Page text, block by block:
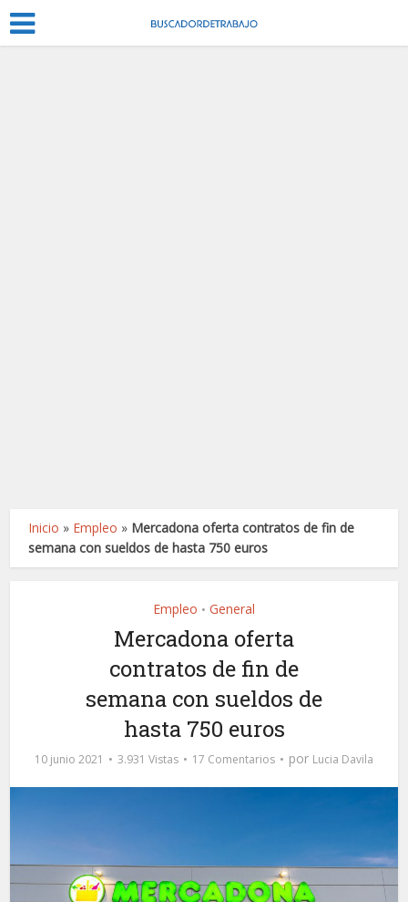
Inicio » Empleo » Mercadona oferta contratos de fin de
semana con sueldos de hasta 750 euros
Empleo • General
Mercadona oferta
contratos de fin de
semana con sueldos de
hasta 750 euros
10 junio 2021 3.931 Vistas 17 Comentarios por Lucia Davila